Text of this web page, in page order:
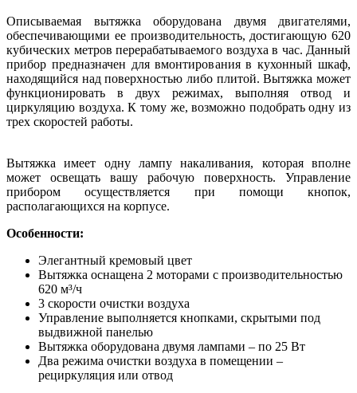
Описываемая вытяжка оборудована двумя двигателями,
обеспечивающими ее производительность, достигающую 620
кубических метров перерабатываемого воздуха в час. Данный
прибор предназначен для вмонтирования в кухонный шкаф,
находящийся над поверхностью либо плитой. Вытяжка может
функционировать в двух режимах, выполняя отвод и
циркуляцию воздуха. К тому же, возможно подобрать одну из
трех скоростей работы.
Вытяжка имеет одну лампу накаливания, которая вполне
может освещать вашу рабочую поверхность. Управление
прибором осуществляется при помощи кнопок,
располагающихся на корпусе.
Особенности:
Элегантный кремовый цвет
Вытяжка оснащена 2 моторами с производительностью
620 м³/ч
3 скорости очистки воздуха
Управление выполняется кнопками, скрытыми под
выдвижной панелью
Вытяжка оборудована двумя лампами – по 25 Вт
Два режима очистки воздуха в помещении –
рециркуляция или отвод